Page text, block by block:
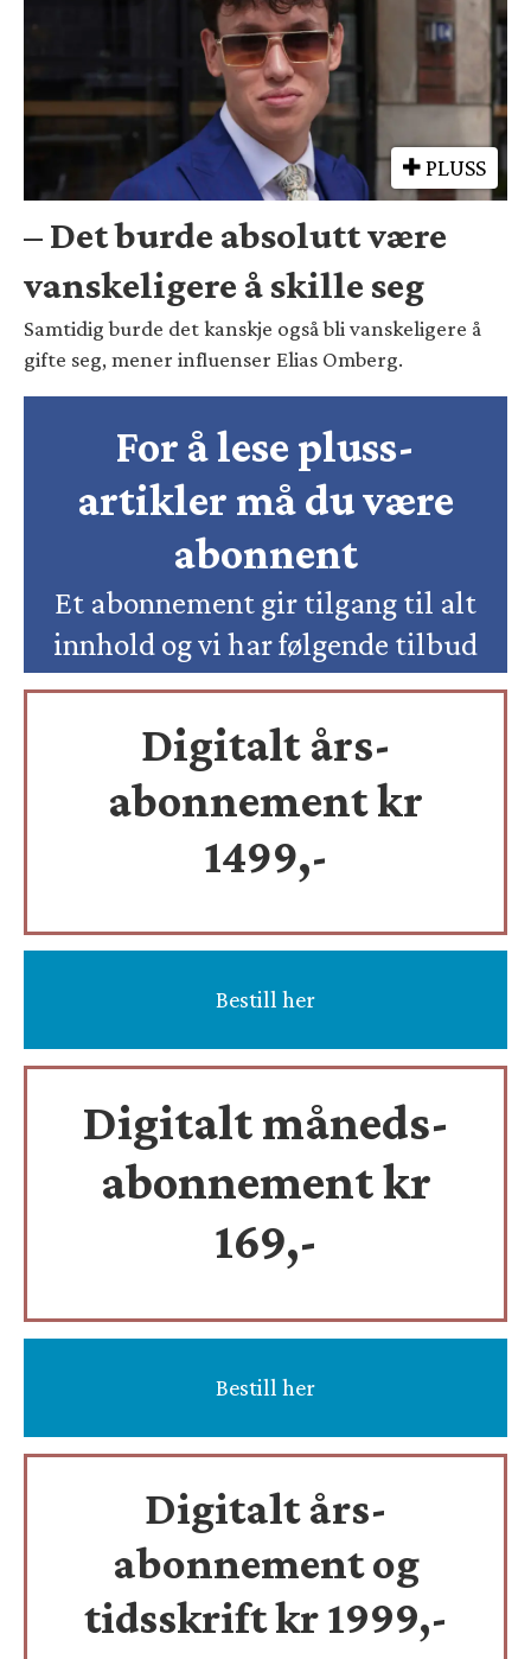
PLUSS
– Det burde absolutt være
vanskeligere å skille seg
Samtidig burde det kanskje også bli vanskeligere å
gifte seg, mener influenser Elias Omberg.
For å lese pluss-
artikler må du være
abonnent
Et abonnement gir tilgang til alt
innhold og vi har følgende tilbud
Digitalt års-
abonnement kr
1499,-
Bestill her
Digitalt måneds-
abonnement kr
169,-
Bestill her
Digitalt års-
abonnement og
tidsskriftkr 1999,-